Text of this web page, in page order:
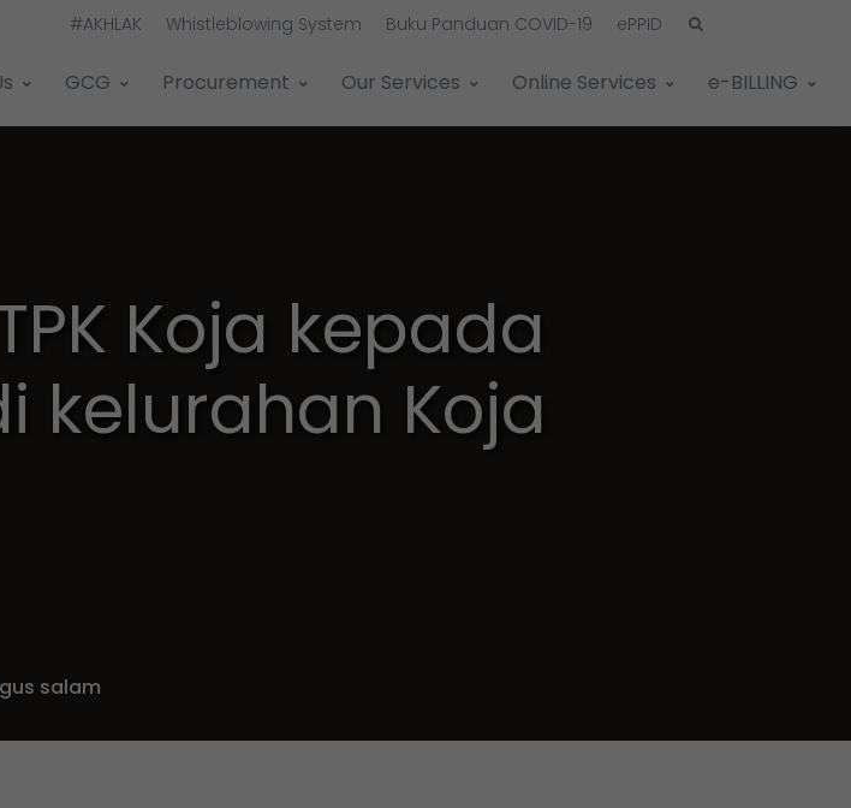
#AKHLAK Whistleblowing System Buku Panduan COVID-19 ePPID
GCG Procurement Our Services Online Services e-BILLING
Koja kepada
kelurahan Koja
salam